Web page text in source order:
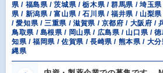
県 / 福島県 / 茨城県 / 栃木県 / 群馬県 / 埼玉
県 / 新潟県 / 富山県 / 石川県 / 福井県 / 山梨
/ 愛知県 / 三重県 / 滋賀県 / 京都府 / 大阪府 /
鳥取県 / 島根県 / 岡山県 / 広島県 / 山口県 /
知県 / 福岡県 / 佐賀県 / 長崎県 / 熊本県 / 大
縄県